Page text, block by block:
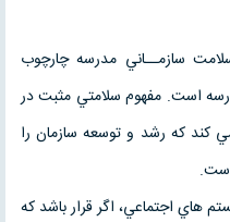
سازمــاني مدرسه چارچوب
است. مفهوم سلامتي مثبت در
كند كه رشد و توسعه سازمان را
است.
هاي اجتماعي، اگر قرار باشد كه